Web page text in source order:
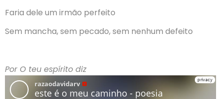
Faria dele um irmão perfeito
Sem mancha, sem pecado, sem nenhum defeito
Por O teu espírito diz